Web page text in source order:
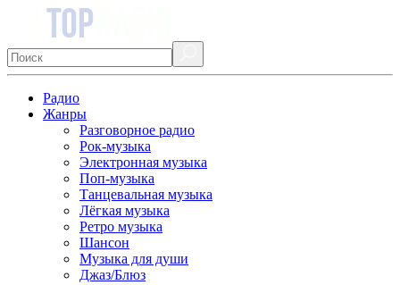
Радио
Жанры
Разговорное радио
Рок-музыка
Электронная музыка
Поп-музыка
Танцевальная музыка
Лёгкая музыка
Ретро музыка
Шансон
Музыка для души
Джаз/Блюз